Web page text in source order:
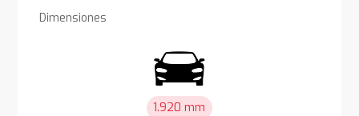
Dimensiones
1.920 mm